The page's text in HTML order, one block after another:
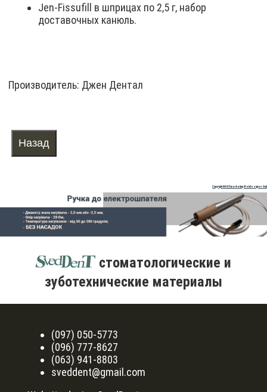
Jen-Fissufill в шприцах по 2,5 г, набор
доставочных канюль.
Производитель: Джен Дентал
Copyright MAXXmarketing Webdesigner
стоматологические и
зуботехнические материалы
(097) 050-5773
(096) 777-8627
(063) 941-8803
sveddent@gmail.com